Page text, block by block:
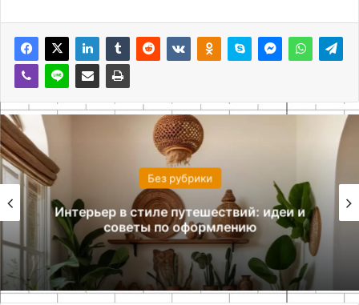
Без рубрики
Интерьер в стиле путешествий: идеи и
советы по оформлению